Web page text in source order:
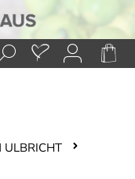
ULBRICHT